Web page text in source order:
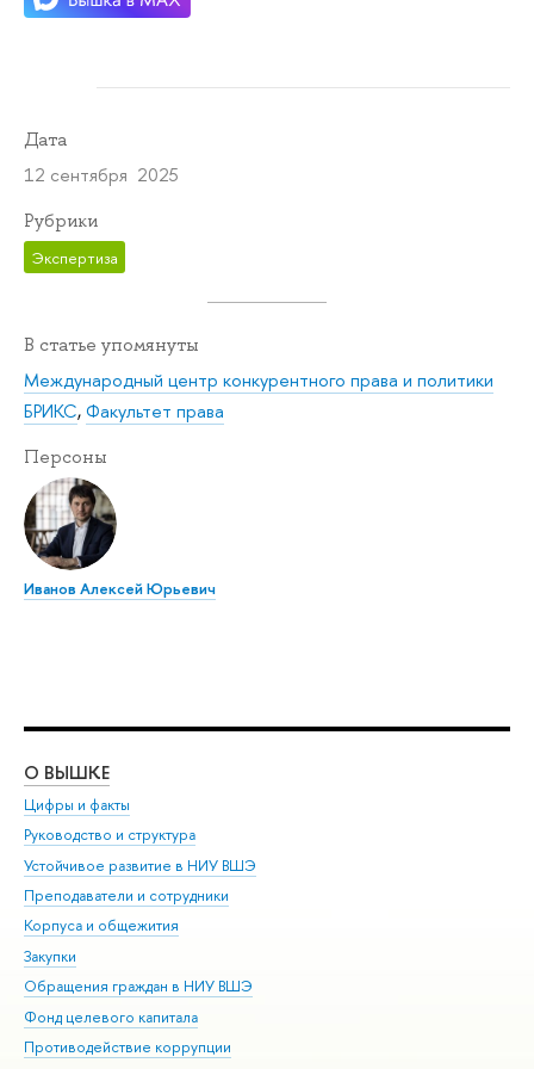
Дата
12 сентября 2025
Рубрики
Экспертиза
В статье упомянуты
Международный центр конкурентного права и политики
БРИКС,Факультет права
Персоны
Иванов Алексей Юрьевич
О ВЫШКЕ
Цифры и факты
Руководство и структура
Устойчивое развитие в НИУ ВШЭ
Преподаватели и сотрудники
Корпуса и общежития
Закупки
Обращения граждан в НИУ ВШЭ
Фонд целевого капитала
Противодействие коррупции